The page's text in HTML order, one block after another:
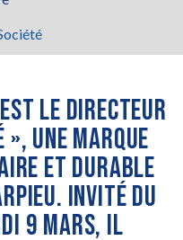
LE DIRECTEUR
», UNE MARQUE
ET DURABLE
INVITÉ DU
9 MARS, IL